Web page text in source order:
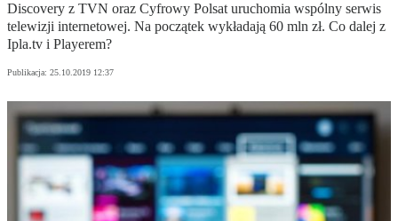
Discovery z TVN oraz Cyfrowy Polsat uruchomia wspólny serwis
telewizji internetowej. Na początek wykładają 60 mln zł. Co dalej z
Ipla.tv i Playerem?
Publikacja: 25.10.2019 12:37